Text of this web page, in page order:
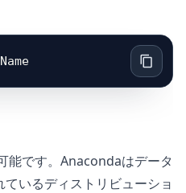
能です。Anacondaはデータ
いるディストリビューショ